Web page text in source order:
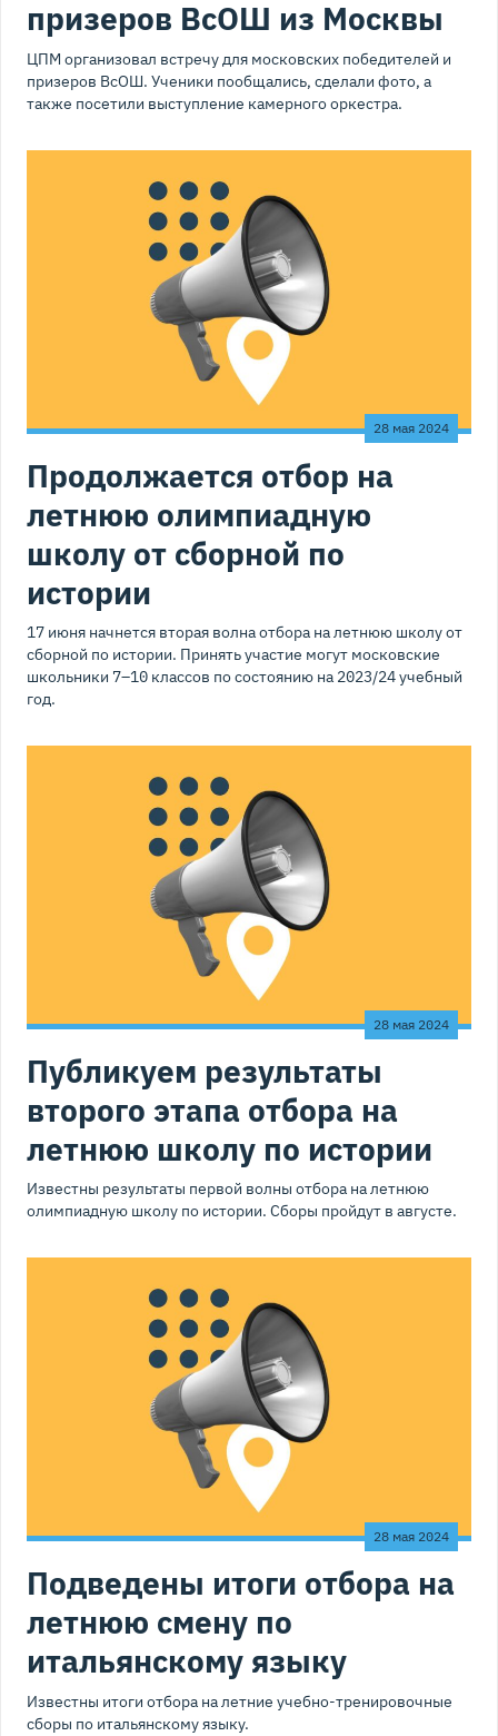
призеров ВсОШ из Москвы
ЦПМ организовал встречу для московских победителей и
призеров ВсОШ. Ученики пообщались, сделали фото, а
также посетили выступление камерного оркестра.
28 мая 2024
Продолжается отбор на
летнюю олимпиадную
школу от сборной по
истории
17 июня начнется вторая волна отбора на летнюю школу от
сборной по истории. Принять участие могут московские
школьники 7–10 классов по состоянию на 2023/24 учебный
год.
28 мая 2024
Публикуем результаты
второго этапа отбора на
летнюю школу по истории
Известны результаты первой волны отбора на летнюю
олимпиадную школу по истории. Сборы пройдут в августе.
28 мая 2024
Подведены итоги отбора на
летнюю смену по
итальянскому языку
Известны итоги отбора на летние учебно-тренировочные
сборы по итальянскому языку.